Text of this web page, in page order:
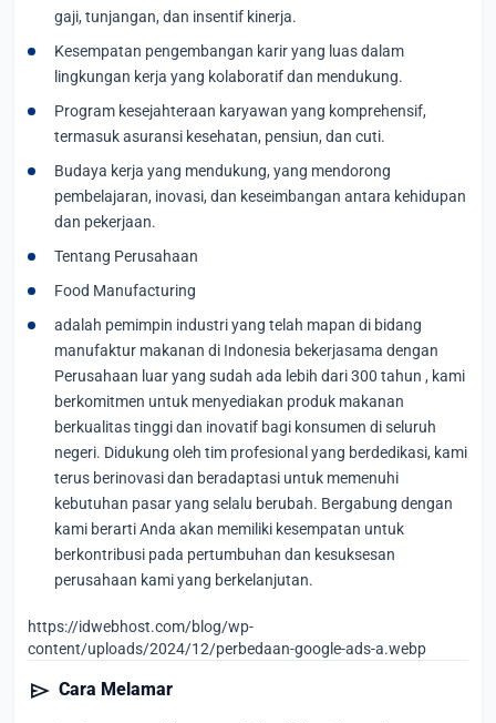
gaji, tunjangan, dan insentif kinerja.
Kesempatan pengembangan karir yang luas dalam
lingkungan kerja yang kolaboratif dan mendukung.
Program kesejahteraan karyawan yang komprehensif,
termasuk asuransi kesehatan, pensiun, dan cuti.
Budaya kerja yang mendukung, yang mendorong
pembelajaran, inovasi, dan keseimbangan antara kehidupan
dan pekerjaan.
Tentang Perusahaan
Food Manufacturing
adalah pemimpin industri yang telah mapan di bidang
manufaktur makanan di Indonesia bekerjasama dengan
Perusahaan luar yang sudah ada lebih dari 300 tahun , kami
berkomitmen untuk menyediakan produk makanan
berkualitas tinggi dan inovatif bagi konsumen di seluruh
negeri. Didukung oleh tim profesional yang berdedikasi, kami
terus berinovasi dan beradaptasi untuk memenuhi
kebutuhan pasar yang selalu berubah. Bergabung dengan
kami berarti Anda akan memiliki kesempatan untuk
berkontribusi pada pertumbuhan dan kesuksesan
perusahaan kami yang berkelanjutan.
https://idwebhost.com/blog/wp-
content/uploads/2024/12/perbedaan-google-ads-a.webp
send Cara Melamar